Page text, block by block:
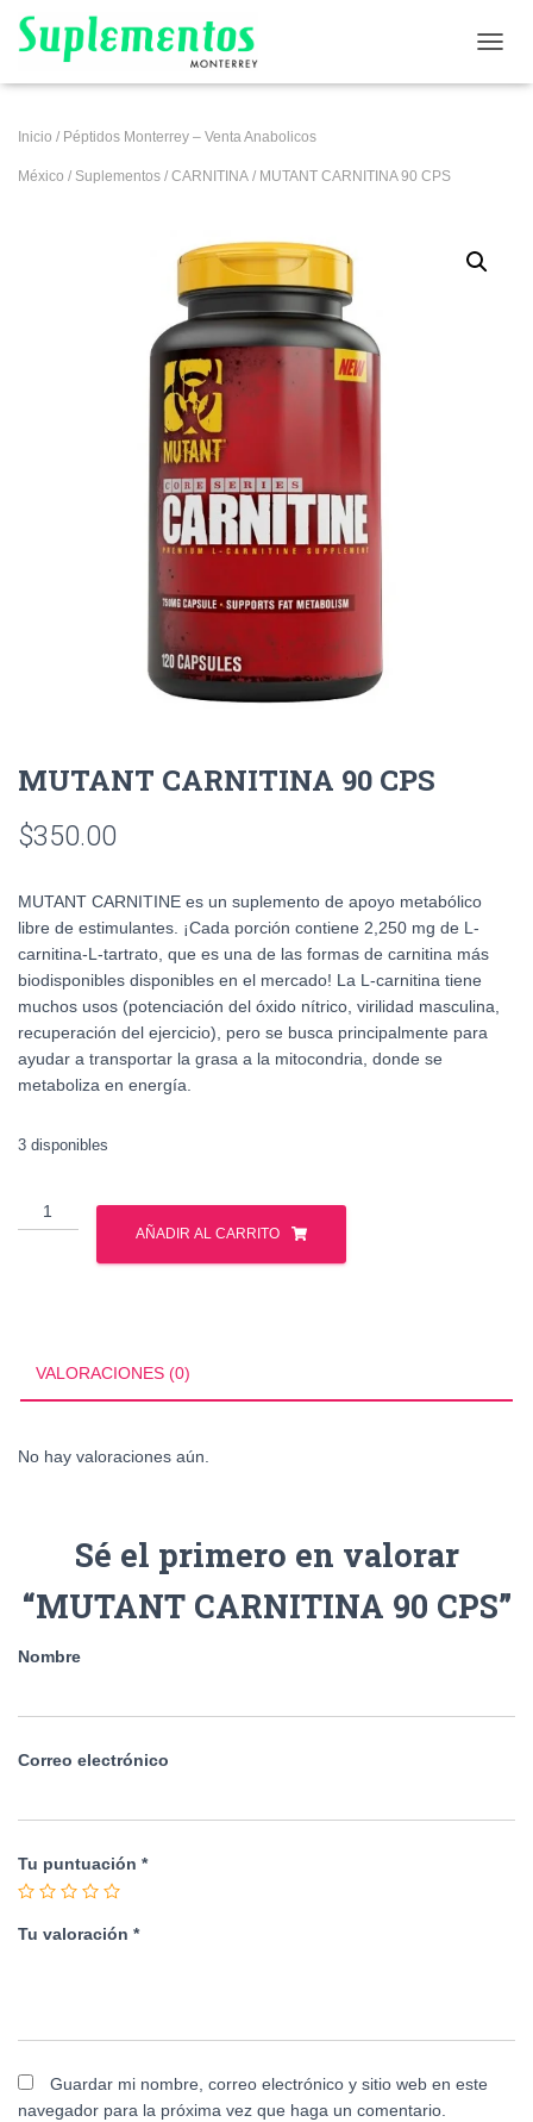
Inicio / Péptidos Monterrey – Venta Anabolicos
México / Suplementos / CARNITINA / MUTANT CARNITINA 90 CPS
MUTANT CARNITINA 90 CPS
$350.00
MUTANT CARNITINE es un suplemento de apoyo metabólico
libre de estimulantes. ¡Cada porción contiene 2,250 mg de L-
carnitina-L-tartrato, que es una de las formas de carnitina más
biodisponibles disponibles en el mercado! La L-carnitina tiene
muchos usos (potenciación del óxido nítrico, virilidad masculina,
recuperación del ejercicio), pero se busca principalmente para
ayudar a transportar la grasa a la mitocondria, donde se
metaboliza en energía.
3 disponibles
MUTANT
CARNITINA
AÑADIR AL CARRITO
VALORACIONES (0)
No hay valoraciones aún.
Sé el primero en valorar
“MUTANT CARNITINA 90 CPS”
Nombre
Correo electrónico
Tu puntuación *
Tu valoración *
Guardar mi nombre, correo electrónico y sitio web en este
navegador para la próxima vez que haga un comentario.